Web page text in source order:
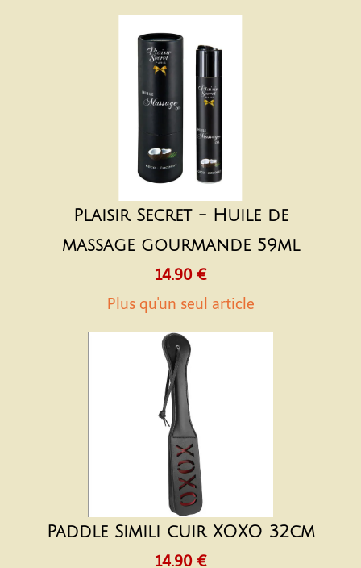
Plaisir Secret - Huile de
massage gourmande 59ml
14.90 €
Plus qu'un seul article
Paddle Simili cuir XOXO 32cm
14.90 €